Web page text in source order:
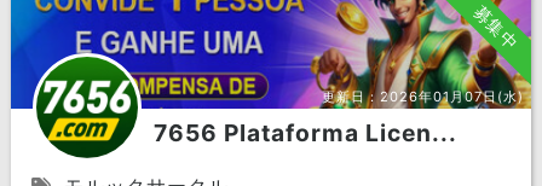
募集中
更新日：2026年01月07日(水)
7656 Plataforma Licen...